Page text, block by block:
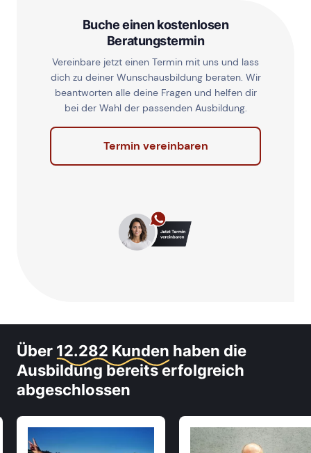
Buche einen kostenlosen
Beratungstermin
Vereinbare jetzt einen Termin mit uns und lass
dich zu deiner Wunschausbildung beraten. Wir
beantworten alle deine Fragen und helfen dir
bei der Wahl der passenden Ausbildung.
Termin vereinbaren
Über 12.282 Kunden haben die
Ausbildung bereits erfolgreich
abgeschlossen